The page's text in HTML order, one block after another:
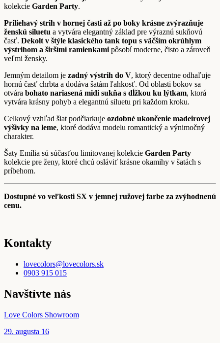
kolekcie Garden Party.
Priliehavý strih v hornej časti až po boky krásne zvýrazňuje
ženskú siluetu a vytvára elegantný základ pre výraznú sukňovú
časť. Dekolt v štýle klasického tank topu s väčším okrúhlym
výstrihom a širšími ramienkami pôsobí moderne, čisto a zároveň
veľmi žensky.
Jemným detailom je zadný výstrih do V, ktorý decentne odhaľuje
hornú časť chrbta a dodáva šatám ľahkosť. Od oblasti bokov sa
otvára bohato nariasená midi sukňa s dĺžkou ku lýtkam, ktorá
vytvára krásny pohyb a elegantnú siluetu pri každom kroku.
Celkový vzhľad šiat podčiarkuje ozdobné ukončenie madeirovej
výšivky na leme, ktoré dodáva modelu romantický a výnimočný
charakter.
Šaty Emília sú súčasťou limitovanej kolekcie Garden Party –
kolekcie pre ženy, ktoré chcú osláviť krásne okamihy v šatách s
príbehom.
Dostupné vo veľkosti SX v jemnej ružovej farbe za zvýhodnenú
cenu.
Kontakty
lovecolors@lovecolors.sk
0903 915 015
Navštívte nás
Love Colors Showroom
29. augusta 16